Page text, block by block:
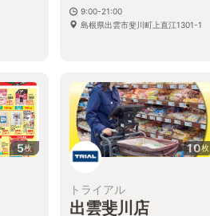
9:00-21:00
島根県出雲市斐川町上直江1301-1
5枚 10枚
トライアル
出雲斐川店